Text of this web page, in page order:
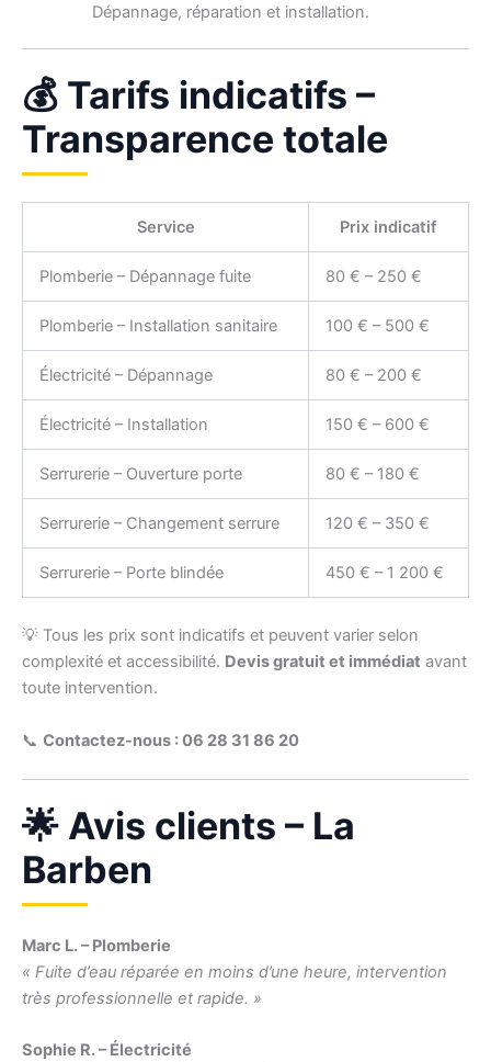
Dépannage, réparation et installation.
💰 Tarifs indicatifs –
Transparence totale
Service Prix indicatif
Plomberie – Dépannage fuite 80 € – 250 €
Plomberie – Installation sanitaire 100 € – 500 €
Électricité – Dépannage 80 € – 200 €
Électricité – Installation 150 € – 600 €
Serrurerie – Ouverture porte 80 € – 180 €
Serrurerie – Changement serrure 120 € – 350 €
Serrurerie – Porte blindée 450 € – 1 200 €
💡 Tous les prix sont indicatifs et peuvent varier selon
complexité et accessibilité. Devis gratuit et immédiat avant
toute intervention.
📞 Contactez-nous : 06 28 31 86 20
🌟 Avis clients – La
Barben
Marc L. – Plomberie
« Fuite d’eau réparée en moins d’une heure, intervention
très professionnelle et rapide. »
Sophie R. – Électricité